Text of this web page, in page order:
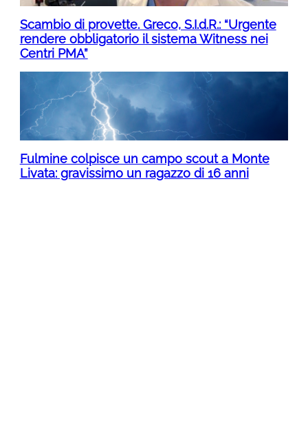
Scambio di provette. Greco, S.I.d.R.: “Urgente
rendere obbligatorio il sistema Witness nei
Centri PMA”
Fulmine colpisce un campo scout a Monte
Livata: gravissimo un ragazzo di 16 anni